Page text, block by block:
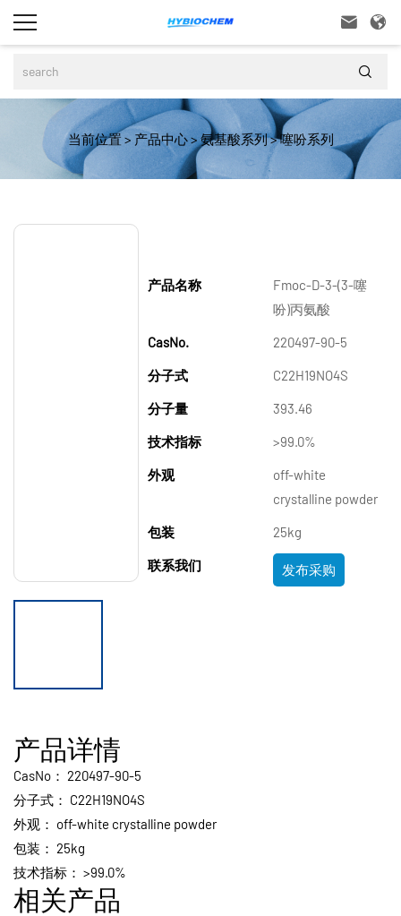
 

当前位置> 产品中心>氨基酸系列>噻吩系列
产品名称
Fmoc-D-3-(3-噻
吩)丙氨酸
CasNo. 220497-90-5
分子式 C22H19NO4S
分子量 393.46
技术指标 >99.0%
外观
off-white
crystalline powder
包装 25kg
联系我们 发布采购
产品详情
CasNo： 220497-90-5
分子式： C22H19NO4S
外观： off-white crystalline powder
包装： 25kg
技术指标： >99.0%
相关产品